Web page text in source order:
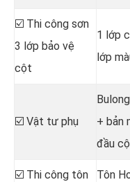
☑️ Thi công sơn
3 lớp bảo vệ
cột
1 lớp
lớp
☑️ Vật tư phụ
+ bản
đầu
☑️ Thi công tôn
Tôn